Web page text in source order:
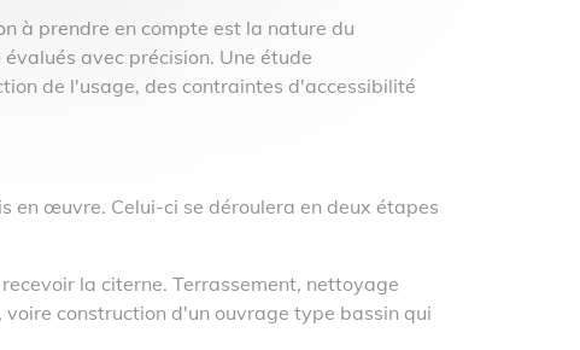
à prendre en compte est la nature du
avec précision. Une étude
de l'usage, des contraintes d'accessibilité
en œuvre. Celui-ci se déroulera en deux étapes
la citerne. Terrassement, nettoyage
construction d'un ouvrage type bassin qui